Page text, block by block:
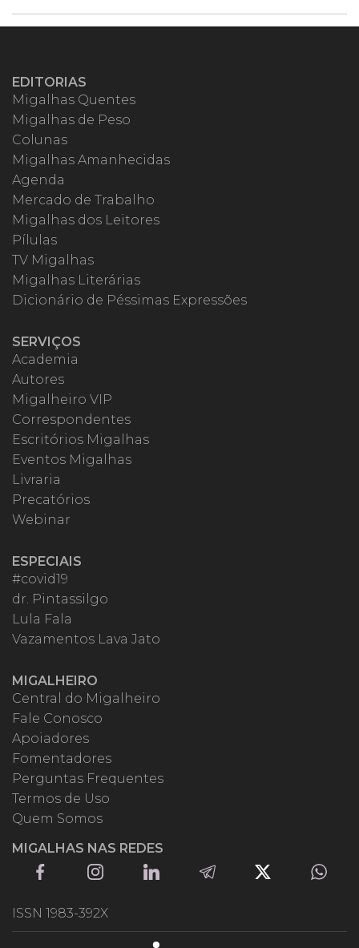
EDITORIAS
Migalhas Quentes
Migalhas de Peso
Colunas
Migalhas Amanhecidas
Agenda
Mercado de Trabalho
Migalhas dos Leitores
Pílulas
TV Migalhas
Migalhas Literárias
Dicionário de Péssimas Expressões
SERVIÇOS
Academia
Autores
Migalheiro VIP
Correspondentes
Escritórios Migalhas
Eventos Migalhas
Livraria
Precatórios
Webinar
ESPECIAIS
#covid19
dr. Pintassilgo
Lula Fala
Vazamentos Lava Jato
MIGALHEIRO
Central do Migalheiro
Fale Conosco
Apoiadores
Fomentadores
Perguntas Frequentes
Termos de Uso
Quem Somos
MIGALHAS NAS REDES
ISSN 1983-392X